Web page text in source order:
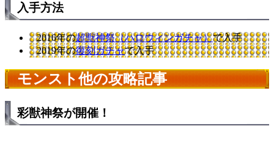
入手方法
2016年の超獣神祭（ハロウィンガチャ）で入手
2019年の復刻ガチャで入手
モンスト他の攻略記事
彩獣神祭が開催！